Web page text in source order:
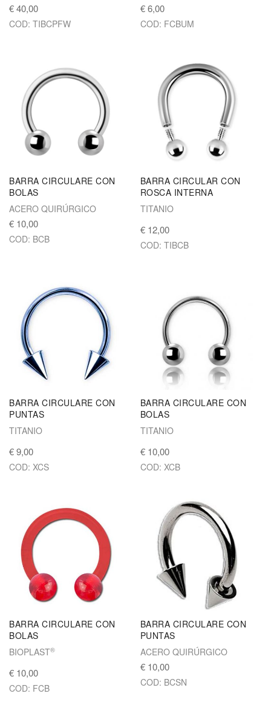
€ 40,00
COD: TIBCPFW
€ 6,00
COD: FCBUM
BARRA CIRCULARE CON
BOLAS
ACERO QUIRÚRGICO
€ 10,00
COD: BCB
BARRA CIRCULAR CON
ROSCA INTERNA
TITANIO
€ 12,00
COD: TIBCB
BARRA CIRCULARE CON
PUNTAS
TITANIO
€ 9,00
COD: XCS
BARRA CIRCULARE CON
BOLAS
TITANIO
€ 10,00
COD: XCB
BARRA CIRCULARE CON
BOLAS
BIOPLAST®
€ 10,00
COD: FCB
BARRA CIRCULARE CON
PUNTAS
ACERO QUIRÚRGICO
€ 10,00
COD: BCSN